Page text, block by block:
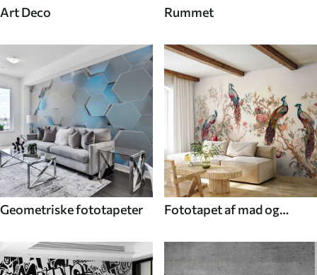
Art Deco Rummet
Geometriske fototapeter
Fototapet af mad og